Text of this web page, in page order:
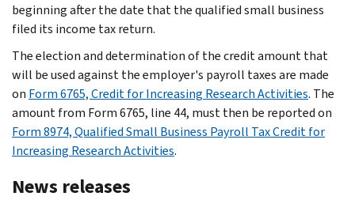
beginning after the date that the qualified small business
filed its income tax return.
The election and determination of the credit amount that
will be used against the employer's payroll taxes are made
on Form 6765, Credit for Increasing Research Activities. The
amount from Form 6765, line 44, must then be reported on
Form 8974, Qualified Small Business Payroll Tax Credit for
Increasing Research Activities.
News releases